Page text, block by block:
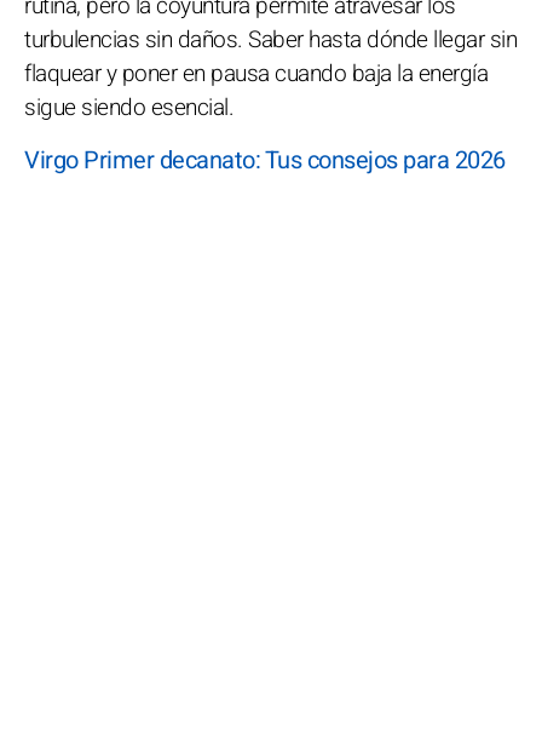
turbulencias sin daños. Saber hasta dónde llegar sin
flaquear y poner en pausa cuando baja la energía
sigue siendo esencial.
Virgo Primer decanato: Tus consejos para 2026